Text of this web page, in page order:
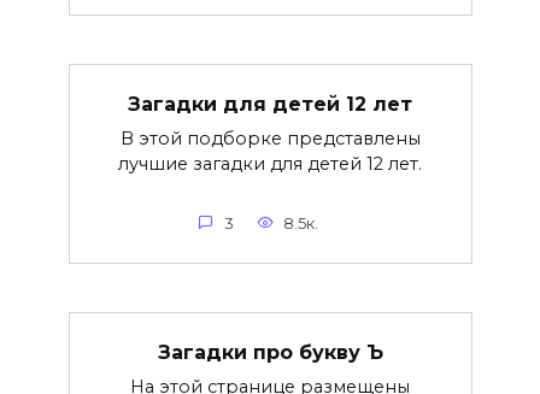
Загадки для детей 12 лет
В этой подборке представлены
лучшие загадки для детей 12 лет.
3 8.5к.
Загадки про букву Ъ
На этой странице размещены